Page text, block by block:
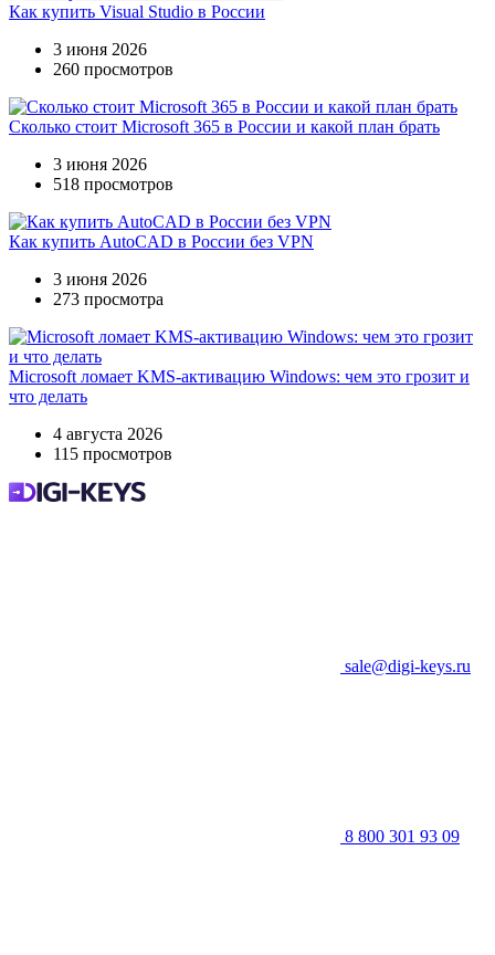
Как купить Visual Studio в России
3 июня 2026
260 просмотров
Сколько стоит Microsoft 365 в России и какой план брать
3 июня 2026
518 просмотров
Как купить AutoCAD в России без VPN
3 июня 2026
273 просмотра
Microsoft ломает KMS-активацию Windows: чем это грозит и
что делать
4 августа 2026
115 просмотров
sale@digi-keys.ru
8 800 301 93 09